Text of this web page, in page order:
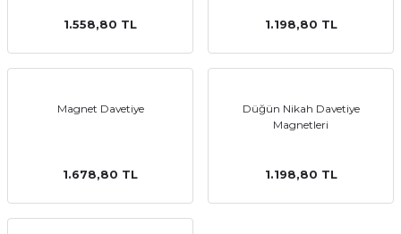
1.558,80 TL 1.198,80 TL
Magnet Davetiye
1.678,80 TL
Düğün Nikah Davetiye
Magnetleri
1.198,80 TL